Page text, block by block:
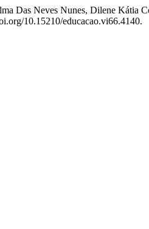
Das Neves Nunes, Dilene Kátia
10.15210/educacao.vi66.4140.